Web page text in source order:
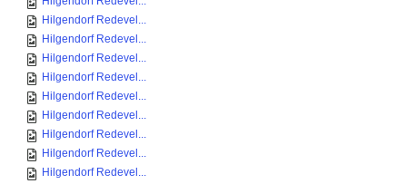
Hilgendorf Redevel...
Hilgendorf Redevel...
Hilgendorf Redevel...
Hilgendorf Redevel...
Hilgendorf Redevel...
Hilgendorf Redevel...
Hilgendorf Redevel...
Hilgendorf Redevel...
Hilgendorf Redevel...